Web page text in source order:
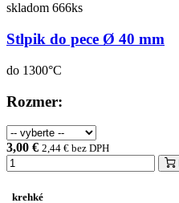
skladom 666ks
Stlpik do pece Ø 40 mm
do 1300°C
Rozmer:
3,00 € 2,44 € bez DPH
krehké